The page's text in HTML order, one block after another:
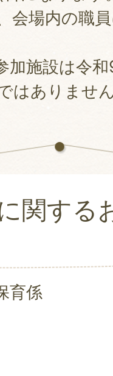
会場内の職
加施設は令
はありませ
関する
育係